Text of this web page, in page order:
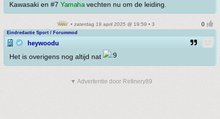
Kawasaki en #7 Yamaha vechten nu om de leiding.
• zaterdag 19 april 2025 @ 19:59 • 3
Eindredactie Sport / Forummod
heywoodu
Het is overigens nog altijd nat
▼ Advertentie door Refinery89